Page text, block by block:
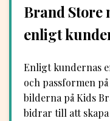
Brand Store
enligt
Enligt kundernas
och passformen
bilderna på Kids
bidrar till att